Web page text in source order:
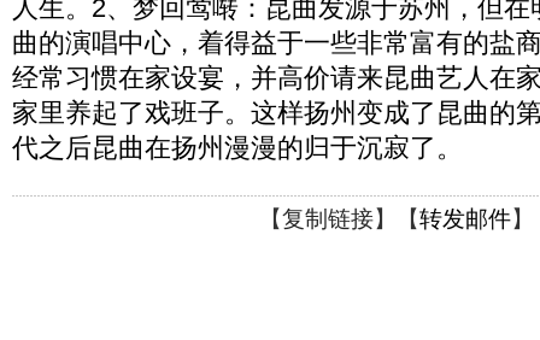
人生。2、梦回莺啭：昆曲发源于苏州，但
曲的演唱中心，着得益于一些非常富有的盐
经常习惯在家设宴，并高价请来昆曲艺人在
家里养起了戏班子。这样扬州变成了昆曲的
代之后昆曲在扬州漫漫的归于沉寂了。
【复制链接】【转发邮件】